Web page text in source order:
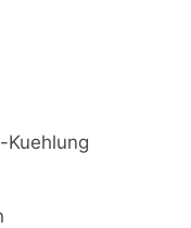
Kuehlung